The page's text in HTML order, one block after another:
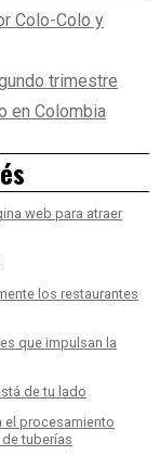
Colo-Colo y
trimestre
en Colombia
web para atraer
los restaurantes
que impulsan la
de tu lado
el procesamiento
tuberías